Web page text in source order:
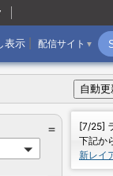
配信サイト ▼
表示
＝
[7/25]
下記か
新レイ